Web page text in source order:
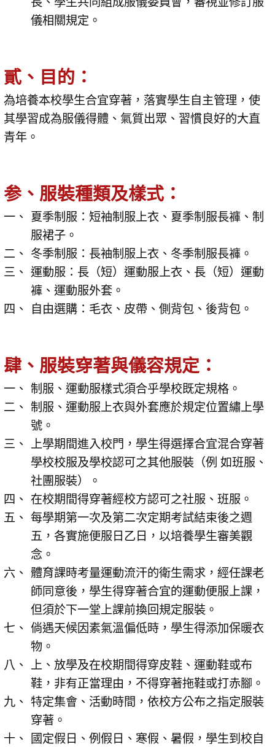
儀相關規定。
貳、目的：
為培養本校學生合宜穿著，落實學生自主管理，使
其學習成為服儀得體、氣質出眾、習慣良好的大直
青年。
参、服裝種類及樣式：
夏季制服：短袖制服上衣、夏季制服長褲、制
服裙子。
冬季制服：長袖制服上衣、冬季制服長褲。
運動服：長（短）運動服上衣、長（短）運動
褲、運動服外套。
自由選購：毛衣、皮帶、側背包、後背包。
肆、服裝穿著與儀容規定：
制服、運動服樣式須合乎學校既定規格。
制服、運動服上衣與外套應於規定位置繡上學
號。
上學期間進入校門，學生得選擇合宜混合穿著
學校校服及學校認可之其他服裝（例 如班服、
社團服裝）。
在校期間得穿著經校方認可之社服、班服。
每學期第一次及第二次定期考試結束後之週
五，各實施便服日乙日，以培養學生審美觀
念。
體育課時考量運動流汗的衛生需求，經任課老
師同意後，學生得穿著合宜的運動便服上課，
但須於下一堂上課前換回規定服裝。
倘遇天候因素氣溫偏低時，學生得添加保暖衣
物。
上、放學及在校期間得穿皮鞋、運動鞋或布
鞋，非有正當理由，不得穿著拖鞋或打赤腳。
特定集會、活動時間，依校方公布之指定服裝
穿著。
國定假日、例假日、寒假、暑假，學生到校自